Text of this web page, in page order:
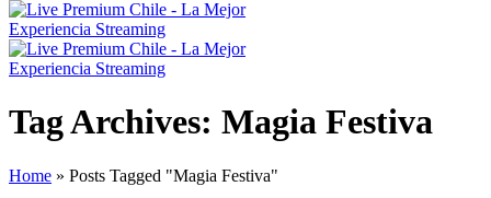
Tag Archives: Magia Festiva
Home » Posts Tagged "Magia Festiva"